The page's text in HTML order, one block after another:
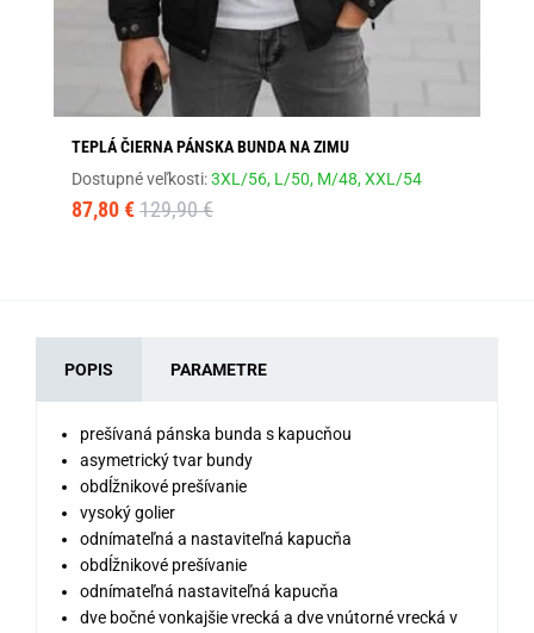
TEPLÁ ČIERNA PÁNSKA BUNDA NA ZIMU
Dostupné veľkosti:3XL/56, L/50, M/48,XXL/54
87,80 € 129,90 €
POPIS PARAMETRE
prešívaná pánska bunda s kapucňou
asymetrický tvar bundy
obdĺžnikové prešívanie
vysoký golier
odnímateľná a nastaviteľná kapucňa
obdĺžnikové prešívanie
odnímateľná nastaviteľná kapucňa
dve bočné vonkajšie vrecká a dve vnútorné vrecká v